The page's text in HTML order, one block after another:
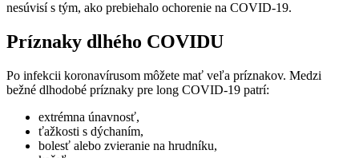
nesúvisí s tým, ako prebiehalo ochorenie na COVID-19.
Príznaky dlhého COVIDU
Po infekcii koronavírusom môžete mať veľa príznakov. Medzi
bežné dlhodobé príznaky pre long COVID-19 patrí:
extrémna únavnosť,
ťažkosti s dýchaním,
bolesť alebo zvieranie na hrudníku,